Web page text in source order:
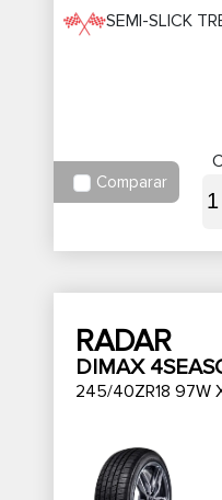
SEMI-SLICK
Comparar
RADAR
DIMAX
245/40ZR18 97W